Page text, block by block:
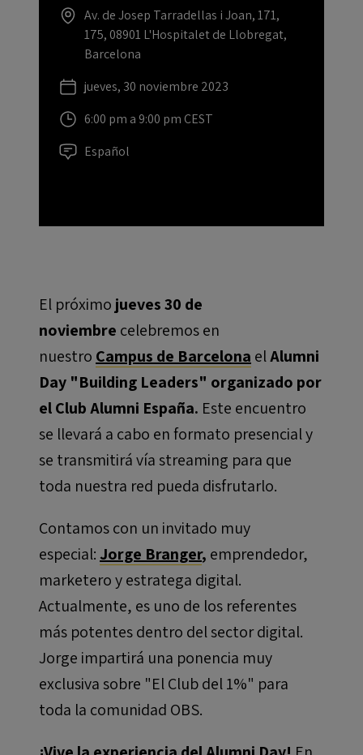
El próximo jueves 30 de
noviembre celebremos en
nuestro Campus de Barcelona elAlumni
Day "Building Leaders" organizado por
el Club Alumni España. Este encuentro
se llevará a cabo en formato presencial y
se transmitirá vía streaming para que
toda nuestra red pueda disfrutarlo.
Contamos con un invitado muy
especial: Jorge Branger, emprendedor,
marketero y estratega digital.
Actualmente, es uno de los referentes
más potentes dentro del sector digital.
Jorge impartirá una ponencia muy
exclusiva sobre "El Club del 1%" para
toda la comunidad OBS.
Av. de Josep Tarradellas i Joan, 171,
175, 08901 L'Hospitalet de Llobregat,
Barcelona
jueves, 30 noviembre 2023
6:00 pm a 9:00 pm CEST
Español